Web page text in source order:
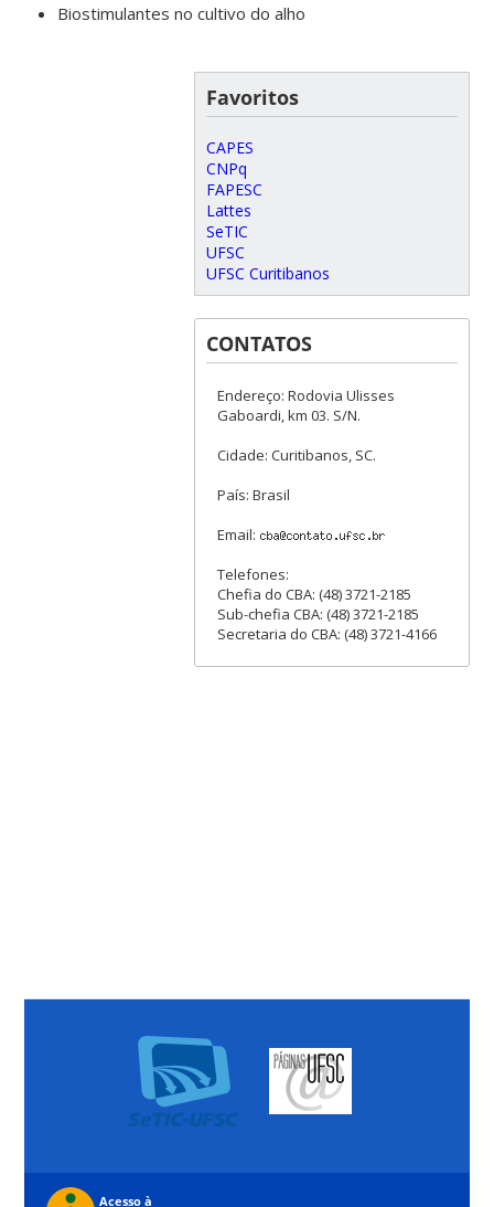
Biostimulantes no cultivo do alho
Favoritos
CAPES
CNPq
FAPESC
Lattes
SeTIC
UFSC
UFSC Curitibanos
CONTATOS
Endereço: Rodovia Ulisses
Gaboardi, km 03. S/N.
Cidade: Curitibanos, SC.
País: Brasil
Email:
Telefones:
Chefia do CBA: (48) 3721-2185
Sub-chefia CBA: (48) 3721-2185
Secretaria do CBA: (48) 3721-4166